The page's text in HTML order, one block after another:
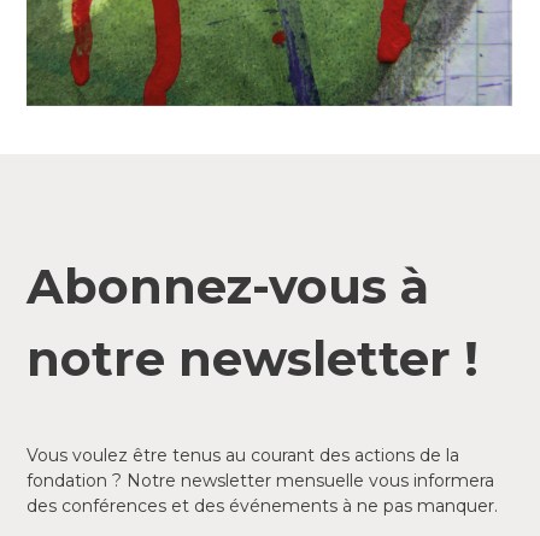
Abonnez-vous à
notre newsletter !
Vous voulez être tenus au courant des actions de la
fondation ? Notre newsletter mensuelle vous informera
des conférences et des événements à ne pas manquer.